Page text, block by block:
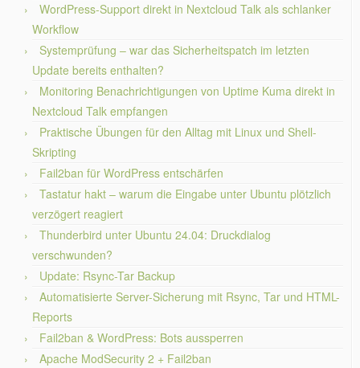
WordPress-Support direkt in Nextcloud Talk als schlanker
Workflow
Systemprüfung – war das Sicherheitspatch im letzten
Update bereits enthalten?
Monitoring Benachrichtigungen von Uptime Kuma direkt in
Nextcloud Talk empfangen
Praktische Übungen für den Alltag mit Linux und Shell-
Skripting
Fail2ban für WordPress entschärfen
Tastatur hakt – warum die Eingabe unter Ubuntu plötzlich
verzögert reagiert
Thunderbird unter Ubuntu 24.04: Druckdialog
verschwunden?
Update: Rsync-Tar Backup
Automatisierte Server-Sicherung mit Rsync, Tar und HTML-
Reports
Fail2ban & WordPress: Bots aussperren
Apache ModSecurity 2 + Fail2ban